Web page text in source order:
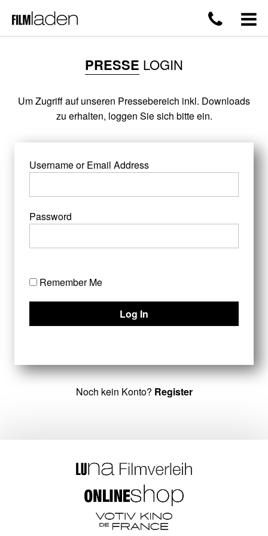
PRESSE LOGIN
Um Zugriff auf unseren Pressebereich inkl. Downloads
zu erhalten, loggen Sie sich bitte ein.
Username or Email Address
Password
Remember Me
Noch kein Konto? Register